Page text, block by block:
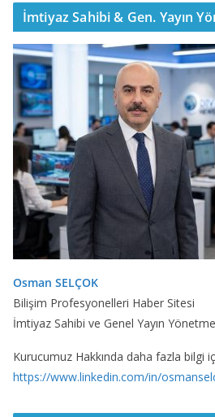
İmtiyaz Sahibi & Gen. Yayın
Osman SELÇOK
Bilişim Profesyonelleri Haber Sitesi
İmtiyaz Sahibi ve Genel Yayın
Kurucumuz Hakkında daha fazla bilgi
https://www.linkedin.com/in/